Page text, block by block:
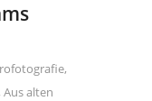
,
Aus alten